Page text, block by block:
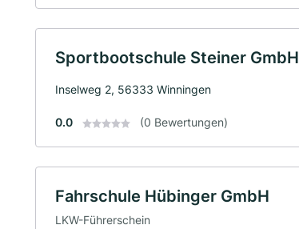
Sportbootschule Steiner GmbH
Inselweg 2, 56333 Winningen
0.0 (0 Bewertungen)
Fahrschule Hübinger GmbH
LKW-Führerschein